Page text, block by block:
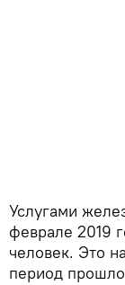
Услугами
феврале 2019
человек. Это
период